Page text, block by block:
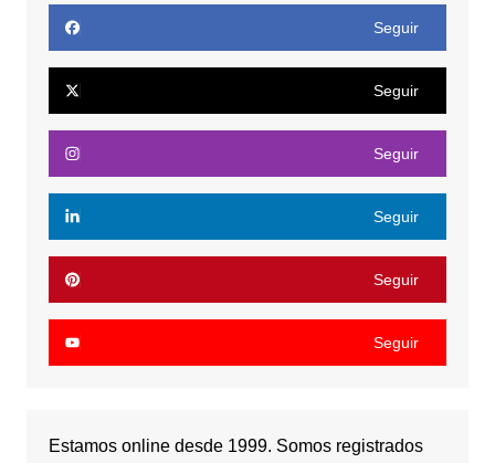
Seguir
Seguir
Seguir
Seguir
Seguir
Seguir
Estamos online desde 1999. Somos registrados